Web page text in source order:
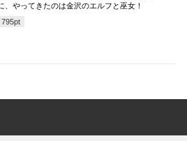
、やってきたのは金沢のエルフと巫女！
795pt